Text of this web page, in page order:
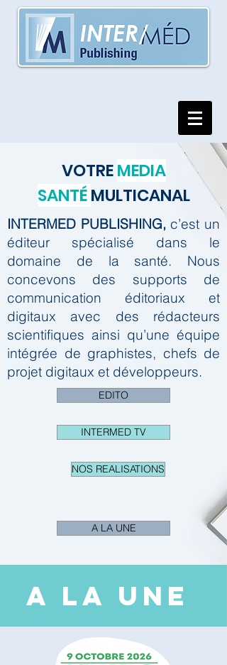
VOTREMEDIA
SANTÉMULTICANAL
INTERMED PUBLISHING, c’est un
éditeur spécialisé dans le
domaine de la santé. Nous
concevons des supports de
communication éditoriaux et
digitaux avec des rédacteurs
scientifiques ainsi qu’une équipe
intégrée de graphistes, chefs de
projet digitaux et développeurs.
EDITO
INTERMED TV
NOS REALISATIONS
A LA UNE
A LA UNE